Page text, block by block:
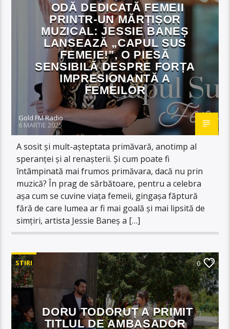
ODĂ DEDICATĂ FEMEII
PRINTR-UN MĂRȚIȘOR
MUZICAL: JESSIE BANEȘ
LANSEAZĂ „CAPUL SUS
FEMEIE!”, O PIESĂ
SENSIBILĂ DESPRE FORȚA
IMPRESIONANTĂ A
FEMEILOR
Gold FM Radio
6 MARTIE 2025
A sosit și mult-așteptata primăvară, anotimp al
speranței și al renașterii. Și cum poate fi
întâmpinată mai frumos primăvara, dacă nu prin
muzică? În prag de sărbătoare, pentru a celebra
așa cum se cuvine viața femeii, gingașa făptură
fără de care lumea ar fi mai goală și mai lipsită de
simțiri, artista Jessie Baneș a […]
STIRI 0
DORU TODORUȚ A PRIMIT
TITLUL DE AMBASADOR